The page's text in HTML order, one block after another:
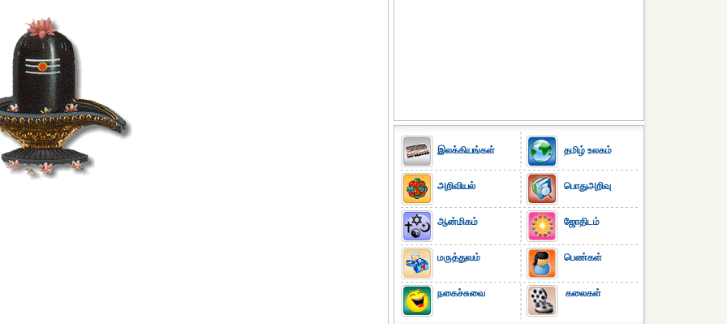
இலக்கியங்கள்
அறிவியல்
ஆன்மிகம்
மருத்துவம்
நகைச்சுவை
தமிழ் உலகம்
பொதுஅறிவு
ஜோதிடம்
பெண்கள்
கலைகள்